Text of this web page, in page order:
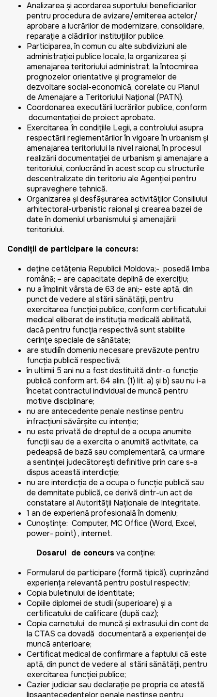
Analizarea și acordarea suportului beneficiarilor
pentru procedura de avizare/emiterea actelor/
aprobare a lucrărilor de modernizare, consolidare,
reparație a clădirilor instituțiilor publice.
Participarea, în comun cu alte subdiviziuni ale
administraţiei publice locale, la organizarea şi
amenajarea teritoriului administrat, la întocmirea
prognozelor orientative şi programelor de
dezvoltare social-economică, corelate cu Planul
de Amenajare a Teritoriului Naţional (PATN).
Coordonarea executării lucrărilor publice, conform
documentaţiei de proiect aprobate.
Exercitarea, în condiţiile Legii, a controlului asupra
respectării reglementărilor în vigoare în urbanism şi
amenajarea teritoriului la nivel raional, în procesul
realizării documentaţiei de urbanism şi amenajare a
teritoriului, conlucrând în acest scop cu structurile
descentralizate din teritoriu ale Agenției pentru
supraveghere tehnică.
Organizarea şi desfăşurarea activităţilor Consiliului
arhitectoral-urbanistic raional şi crearea bazei de
date în domeniul urbanismului şi amenajării
teritoriului.
Condiţii de participare la concurs:
deține cetățenia Republicii Moldova;- posedă limba
română; – are capacitate deplină de exercițiu;
nu a împlinit vârsta de 63 de ani;- este aptă, din
punct de vedere al stării sănătății, pentru
exercitarea funcției publice, conform certificatului
medical eliberat de instituția medicală abilitată,
dacă pentru funcția respectivă sunt stabilite
cerințe speciale de sănătate;
are studiiîn domeniu necesare prevăzute pentru
funcția publică respectivă;
în ultimii 5 ani nu a fost destituită dintr-o funcție
publică conform art. 64 alin. (1) lit. a) și b) sau nu i-a
încetat contractul individual de muncă pentru
motive disciplinare;
nu are antecedente penale nestinse pentru
infracțiuni săvârșite cu intenție;
nu este privată de dreptul de a ocupa anumite
funcții sau de a exercita o anumită activitate, ca
pedeapsă de bază sau complementară, ca urmare
a sentinței judecătorești definitive prin care s-a
dispus această interdicție;
nu are interdicția de a ocupa o funcție publică sau
de demnitate publică, ce derivă dintr-un act de
constatare al Autorității Naționale de Integritate.
1 an de experiență profesională în domeniu;
Cunoştinţe: Computer, MC Office (Word, Excel,
power- point) , internet.
Dosarul de concurs va conţine:
Formularul de participare (formă tipică), cuprinzând
experienţa relevantă pentru postul respectiv;
Copia buletinului de identitate;
Copiile diplomei de studii (superioare) şi a
certificatului de calificare (după caz);
Copia carnetului de muncă și extrasului din cont de
la CTAS ca dovadă documentară a experienţei de
muncă anterioare;
Certificat medical de confirmare a faptului că este
aptă, din punct de vedere al stării sănătăţii, pentru
exercitarea funcţiei publice;
Cazier judiciar sau declarație pe propria ce atestă
lipsaantecedentelor penale nestinse pentru